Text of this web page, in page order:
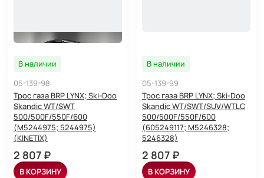
В наличии
05-139-98
Трос газа BRP LYNX; Ski-Doo
Skandic WT/SWT
500/500F/550F/600
(M5244975; 5244975)
(KINETIX)
2 807 ₽
В КОРЗИНУ
В наличии
05-139-99
Трос газа BRP LYNX; Ski-Doo
Skandic WT/SWT/SUV/WTLC
500/500F/550F/600
(605249117; M5246328;
5246328)
2 807 ₽
В КОРЗИНУ